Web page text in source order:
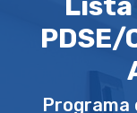
PDSE/
Programa